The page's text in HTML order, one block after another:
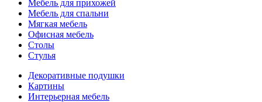
Мебель для прихожей
Мебель для спальни
Мягкая мебель
Офисная мебель
Столы
Стулья
Декоративные подушки
Картины
Интерьерная мебель